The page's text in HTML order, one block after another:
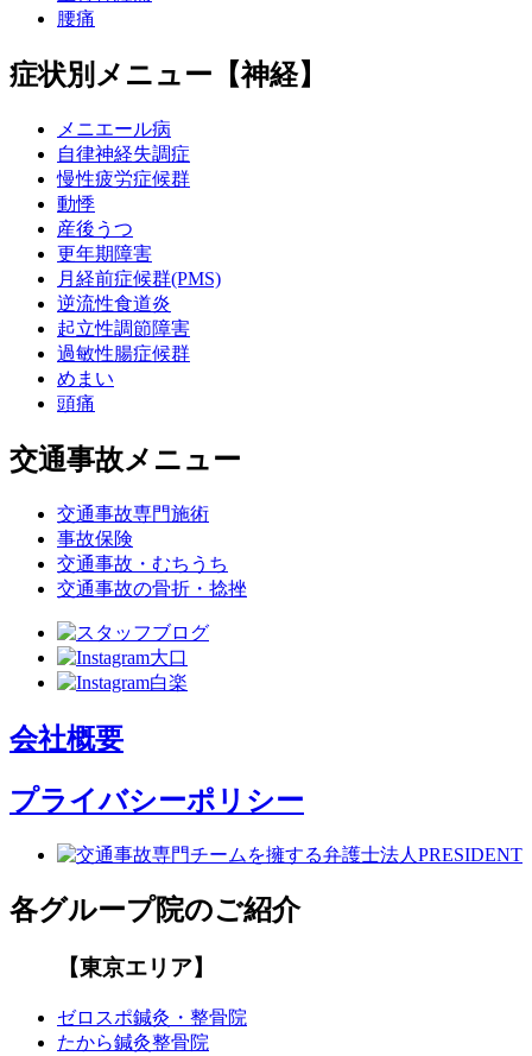
腰痛
症状別メニュー【神経】
メニエール病
自律神経失調症
慢性疲労症候群
動悸
産後うつ
更年期障害
月経前症候群(PMS)
逆流性食道炎
起立性調節障害
過敏性腸症候群
めまい
頭痛
交通事故メニュー
交通事故専門施術
事故保険
交通事故・むちうち
交通事故の骨折・捻挫
会社概要
プライバシーポリシー
各グループ院のご紹介
【東京エリア】
ゼロスポ鍼灸・整骨院
たから鍼灸整骨院